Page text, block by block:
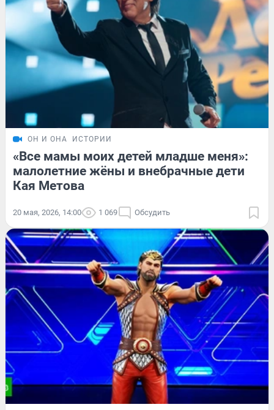
ОН И ОНА ИСТОРИИ
«Все мамы моих детей младше меня»:
малолетние жёны и внебрачные дети
Кая Метова
20 мая, 2026, 14:00 1 069 Обсудить